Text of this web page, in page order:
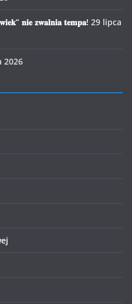
𝐧𝐢𝐞 𝐳𝐰𝐚𝐥𝐧𝐢𝐚 𝐭𝐞𝐦𝐩𝐚! 29 lipca
2026